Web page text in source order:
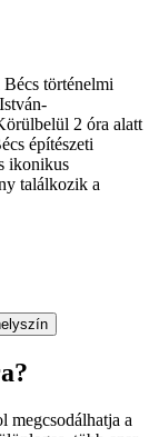
történelmi
2 óra alatt
építészeti
ikonikus
találkozik a
megcsodálhatja a